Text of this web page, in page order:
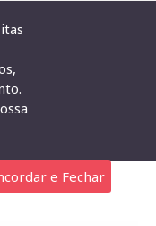
(metro)
BLINDAGEM
e Fechar